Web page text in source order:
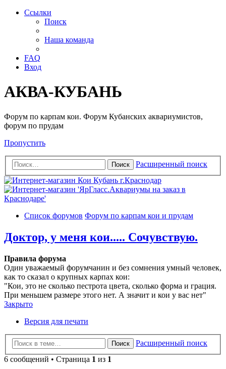
Ссылки
Поиск
Наша команда
FAQ
Вход
АКВА-КУБАНЬ
Форум по карпам кои. Форум Кубанских аквариумистов,
форум по прудам
Пропустить
Поиск Расширенный поиск
Список форумов Форум по карпам кои и прудам
Доктор, у меня кои..... Сочувствую.
Правила форума
Один уважаемый форумчанин и без сомнения умный человек,
как то сказал о крупных карпах кои:
"Кои, это не сколько пестрота цвета, сколько форма и грация.
При меньшем размере этого нет. А значит и кои у вас нет"
Закрыто
Версия для печати
Поиск
Расширенный поиск
6 сообщений • Страница 1 из 1